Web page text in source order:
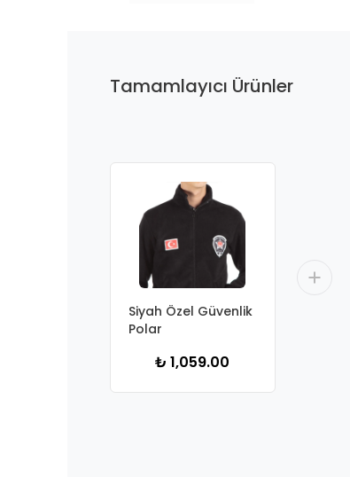
Tamamlayıcı Ürünler
Siyah Özel Güvenlik
Polar
₺ 1,059.00